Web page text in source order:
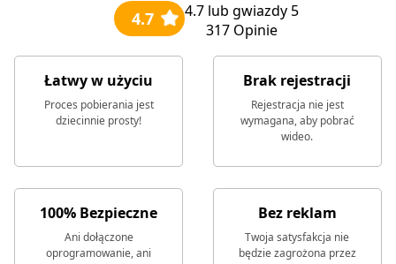
4.7 4.7lub gwiazdy 5
317Opinie
Łatwy w użyciu
Proces pobierania jest
dziecinnie prosty!
Brak rejestracji
Rejestracja nie jest
wymagana, aby pobrać
wideo.
100% Bezpieczne
Ani dołączone
oprogramowanie, ani
Bez reklam
Twoja satysfakcja nie
będzie zagrożona przez